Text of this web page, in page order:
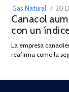
Gas Natural
ON
20
Canacol
con un
La empresa
reafirma como la